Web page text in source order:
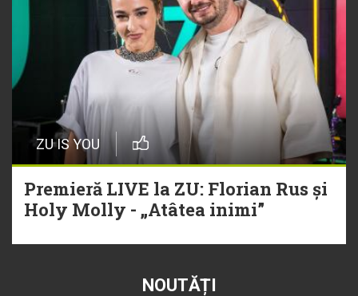
ZU IS YOU
Premieră LIVE la ZU: Florian Rus și
Holy Molly - „Atâtea inimi”
NOUTĂȚI